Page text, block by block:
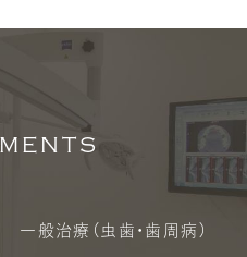
一般治療 （虫歯・歯周病）